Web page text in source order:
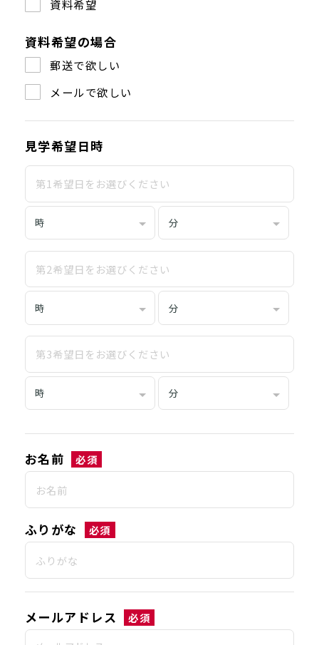
資料希望
資料希望の場合
郵送で欲しい
メールで欲しい
見学希望日時
お名前 必須
ふりがな 必須
メールアドレス 必須